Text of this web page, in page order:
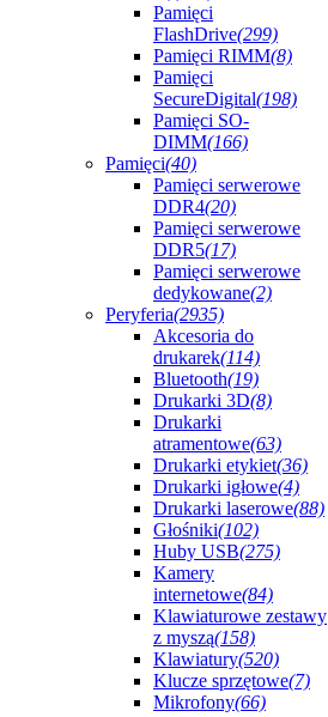
Pamięci
FlashDrive(299)
Pamięci RIMM(8)
Pamięci
SecureDigital(198)
Pamięci SO-
DIMM(166)
Pamięci(40)
Pamięci serwerowe
DDR4(20)
Pamięci serwerowe
DDR5(17)
Pamięci serwerowe
dedykowane(2)
Peryferia(2935)
Akcesoria do
drukarek(114)
Bluetooth(19)
Drukarki 3D(8)
Drukarki
atramentowe(63)
Drukarki etykiet(36)
Drukarki igłowe(4)
Drukarki laserowe(88)
Głośniki(102)
Huby USB(275)
Kamery
internetowe(84)
Klawiaturowe zestawy
z myszą(158)
Klawiatury(520)
Klucze sprzętowe(7)
Mikrofony(66)